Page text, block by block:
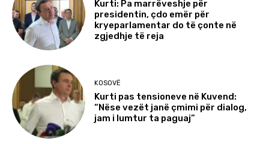
Kurti: Pa marrëveshje për
presidentin, çdo emër për
kryeparlamentar do të çonte në
zgjedhje të reja
KOSOVË
Kurti pas tensioneve në Kuvend:
“Nëse vezët janë çmimi për dialog,
jam i lumtur ta paguaj”